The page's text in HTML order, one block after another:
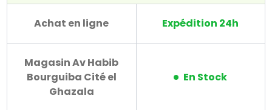
Achat en ligne Expédition 24h
Magasin Av Habib
Bourguiba Cité el
Ghazala
En Stock